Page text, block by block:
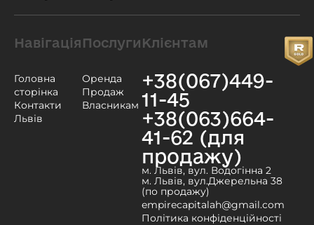
Навігація
Головна
сторінка
Контакти
Львів
Послуги
Оренда
Продаж
Власникам
Клієнтам
+38(067)449-
11-45
+38(063)664-
41-62 (для
продажу)
м. Львів, вул. Водогінна 2
м. Львів, вул.Джерельна 38
(по продажу)
empirecapitalah@gmail.com
Політика конфіденційності